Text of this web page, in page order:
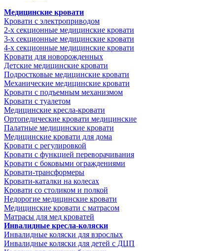
Медицинские кровати
Кровати с электроприводом
2-х секционные медицинские кровати
3-х секционные медицинские кровати
4-х секционные медицинские кровати
Кровати для новорожденных
Детские медицинские кровати
Подростковые медицинские кровати
Механические медицинские кровати
Кровати с подъемным механизмом
Кровати с туалетом
Медицинские крeсла-кровати
Ортопедические кровати медицинские
Палатные медицинские кровати
Медицинские кровати для дома
Кровати с регулировкой
Кровати с функцией переворачивания
Кровати с боковыми ограждениями
Кровати-трансформеры
Кровати-каталки на колесах
Кровати со столиком и полкой
Недорогие медицинские кровати
Медицинские кровати с матрасом
Матрасы для мед кроватей
Инвалидные кресла-коляски
Инвалидные коляски для взрослых
Инвалидные коляски для детей с ДЦП